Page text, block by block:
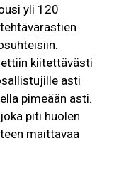
yli 120
kiitettävästi
asti
pimeään asti.
piti huolen
maittavaa